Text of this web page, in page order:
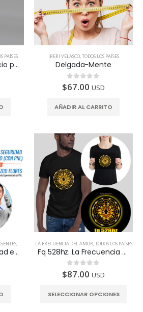
PAÍSES
Beneficios del Ejercicio para una Mente Fitness
IRERI VELASCO,TODOS LOS PAÍSES
Delgada-Mente
0de 5
$67.00 USD
AÑADIR AL CARRITO
, TODOS LOS PAÍSES
Confianza y Seguridad en Tí Mismo
LA FRECUENCIA DEL AMOR,TODOS LOS PAÍSES
Fq 528hz. La Frecuencia del Amor – Reparador del ADN (Incluye foto póster)
0de 5
$87.00 USD
SELECCIONAR OPCIONES